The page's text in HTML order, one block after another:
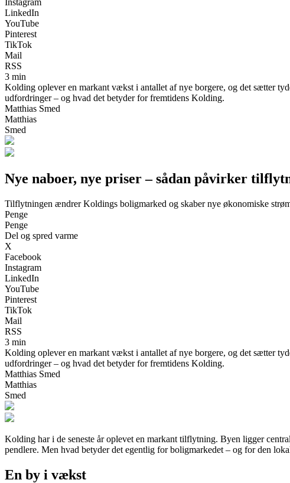
LinkedIn
YouTube
Pinterest
TikTok
Mail
RSS
3 min
Kolding oplever en markant vækst i antallet af nye borgere, og det sætter
udfordringer – og hvad det betyder for fremtidens Kolding.
Matthias Smed
Matthias
Smed
Nye naboer, nye priser – sådan påvirker
Tilflytningen ændrer Koldings boligmarked og skaber nye økonomiske
Penge
Penge
Del og spred varme
X
Facebook
Instagram
LinkedIn
YouTube
Pinterest
TikTok
Mail
RSS
3 min
Kolding oplever en markant vækst i antallet af nye borgere, og det sætter
udfordringer – og hvad det betyder for fremtidens Kolding.
Matthias Smed
Matthias
Smed
Kolding har i de seneste år oplevet en markant tilflytning. Byen ligger
pendlere. Men hvad betyder det egentlig for boligmarkedet – og for den
En by i vækst